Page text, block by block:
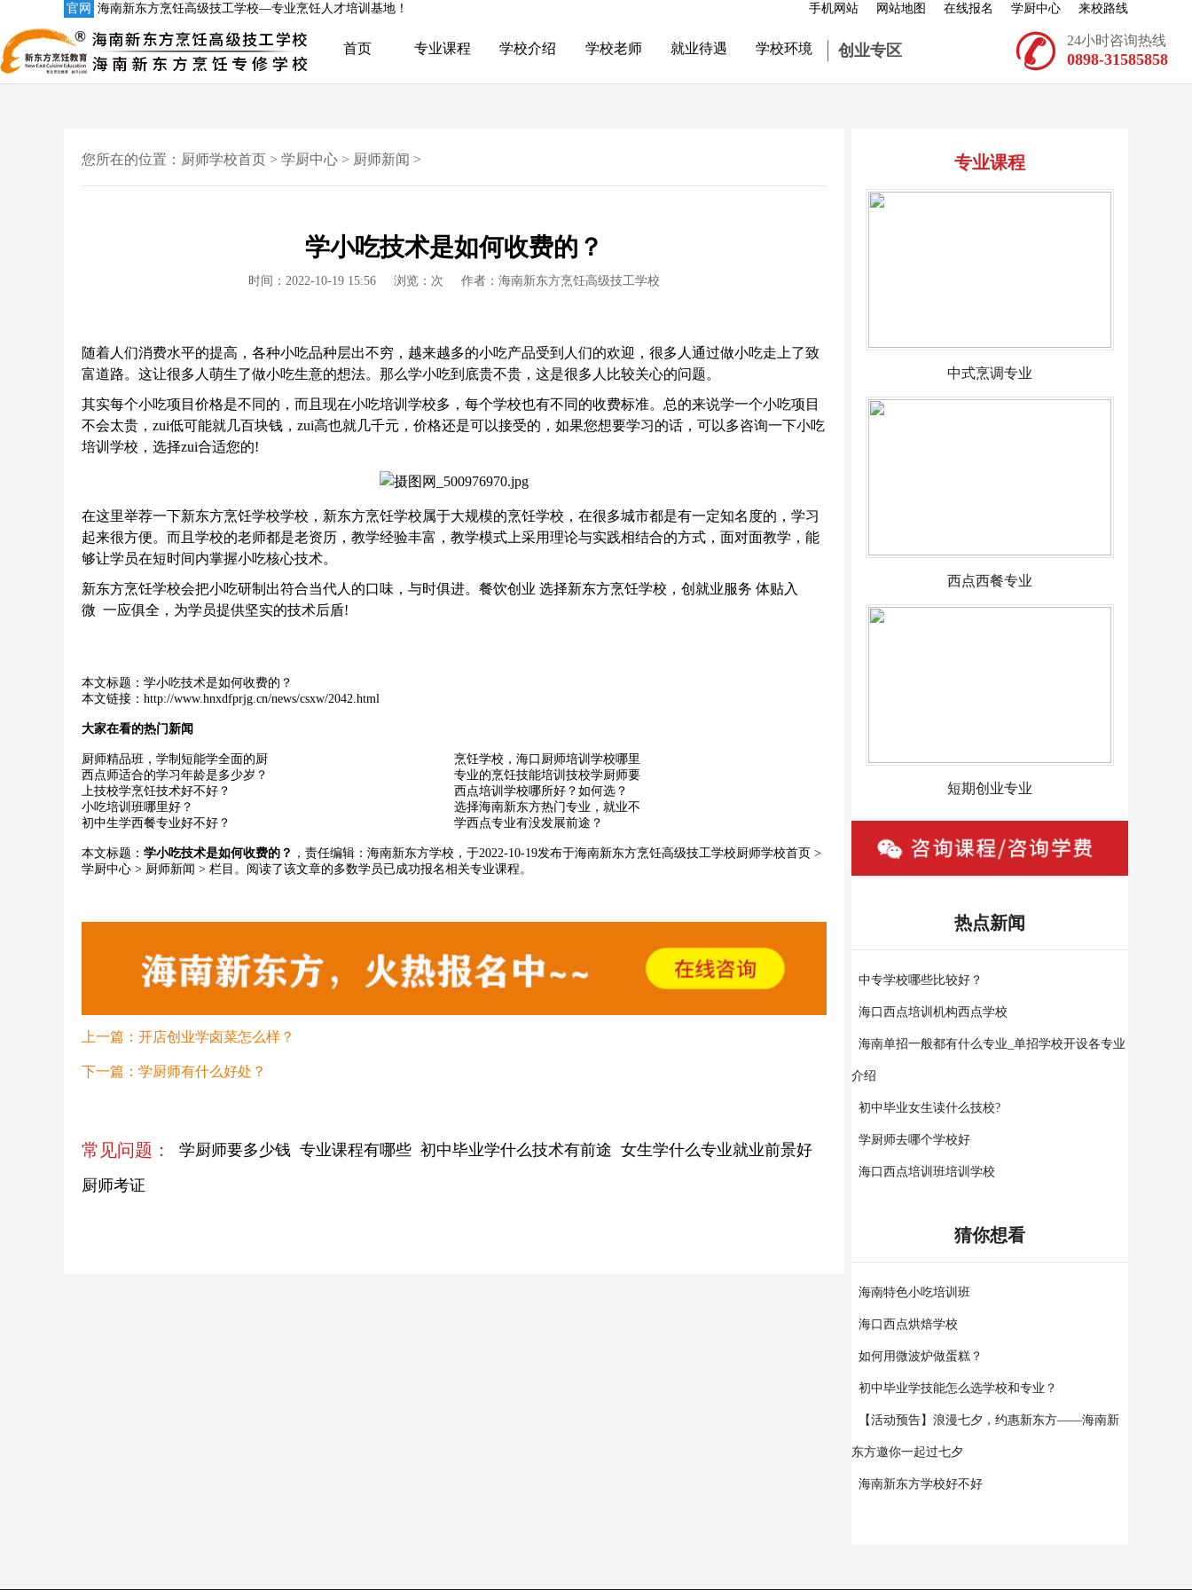
官网 海南新东方烹饪高级技工学校—专业烹饪人才培训基地！ 手机网站 网站地图 在线报名 学厨中心 来校路线
首页 专业课程 学校介绍 学校老师 就业待遇 学校环境 创业专区  24小时咨询热线
0898-31585858
您所在的位置： 厨师学校首页 > 学厨中心 > 厨师新闻 >
学小吃技术是如何收费的？
时间：2022-10-19 15:56 浏览： 次 作者：海南新东方烹饪高级技工学校
随着人们消费水平的提高，各种小吃品种层出不穷，越来越多的小吃产品受到人们的欢迎 ，很多人通过做小吃走上了致
富道路。这让很多人萌生了做小吃生意的想法。那么学小吃到底贵不贵，这是很多人比较关心的问题。
其实每个小吃项目价格是不同的，而且现在小吃培训学校多，每个学校也有不同的收费标准。总的来说学一个小吃项目
不会太贵，zui低可能就几百块钱，zui高也就几千元，价格还是可以接受的，如果您想要学习的话，可以多咨询一下小吃
培训学校 ，选择zui合适您的!
在这里举荐一下新东方烹饪学校学校， 新东方烹饪学校属于大规模的烹饪学校，在很多城市都是有一定知名度的，学习
起来很方便。而且学校的老师都是老资历，教学经验丰富，教学模式上采用理论与实践相结合的方式，面对面教学，能
够让学员在短时间内掌握小吃核心技术。
新东方烹饪学校会把小吃研制出符合当代人的口味，与时俱进。餐饮创业 选择新东方烹饪学校 ， 创就业服务 体贴入
微 一应俱全，为学员提供坚实的技术后盾!
本文标题： 学小吃技术是如何收费的？
本文链接： http://www.hnxdfprjg.cn/news/csxw/2042.html
大家在看的热门新闻
厨师精品班，学制短能学全面的厨
烹饪学校，海口厨师培训学校哪里
西点师适合的学习年龄是多少岁？
专业的烹饪技能培训技校学厨师要
上技校学烹饪技术好不好？
西点培训学校哪所好？如何选？
小吃培训班哪里好？
选择海南新东方热门专业，就业不
初中生学西餐专业好不好？
学西点专业有没发展前途？
本文标题： 学小吃技术是如何收费的？ ，责任编辑：海南新东方学校，于2022-10-19发布于海南新东方烹饪高级技工学校厨师学校首页 >
学厨中心 > 厨师新闻 > 栏目。阅读了该文章的多数学员已成功报名相关专业课程。
上一篇： 开店创业学卤菜怎么样？
下一篇： 学厨师有什么好处？
常见问题： 学厨师要多少钱 专业课程有哪些 初中毕业学什么技术有前途 女生学什么专业就业前景好
厨师考证
专业课程
中式烹调专业
西点西餐专业
短期创业专业
热点新闻
中专学校哪些比较好？
海口西点培训机构西点学校
海南单招一般都有什么专业_单招学校开设各专业
介绍
初中毕业女生读什么技校?
学厨师去哪个学校好
海口西点培训班培训学校
猜你想看
海南特色小吃培训班
海口西点烘焙学校
如何用微波炉做蛋糕？
初中毕业学技能怎么选学校和专业？
【活动预告】浪漫七夕，约惠新东方——海南新
东方邀你一起过七夕
海南新东方学校好不好